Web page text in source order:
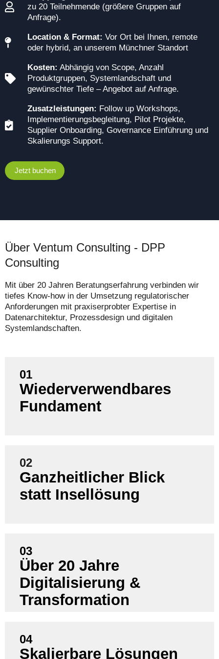
zu 20 Teilnehmende (größere Gruppen auf
Anfrage).
Location & Format: Vor Ort bei Ihnen, remote
oder hybrid, an unserem Münchner Standort
Kosten: Abhängig von Scope, Anzahl
Produktgruppen, Systemlandschaft und
gewünschter Tiefe – Angebot auf Anfrage.
Zusatzleistungen: Follow up Workshops,
Implementierungsbegleitung, Pilot Projekte,
Supplier Onboarding, Governance Einführung und
Skalierungs Support.
Jetzt buchen
Über Ventum Consulting - DPP
Consulting
Mit über 20 Jahren Beratungserfahrung verbinden wir
tiefes Know-how in der Umsetzung regulatorischer
Anforderungen mit praxiserprobter Expertise in
Datenarchitektur, Prozessdesign und digitalen
Systemlandschaften.
01
Wiederverwendbares
Fundament
Sie bekommen mit dem Assessment eine
Methodik und Strukturen, die künftige
regulatorische DPP-bezogene Anforderungen
tragfähig sind – im Sinne von Investitionsschutz.
02
Ganzheitlicher Blick
statt Insellösung
Wir betrachten Daten, Systeme, Lieferketten &
Organisation – Regulatorik-agnostisch.
03
Über 20 Jahre
Digitalisierung &
Transformation
Wir verbinden Daten, Compliance,
Prozessdesign und Systemintegration – IT- und
Fachlichkeit-integrierend.
04
Skalierbare Lösungen
Wir halten Fokus auf DPP Strukturen, die über
mehrere Produktgruppen und Märkte